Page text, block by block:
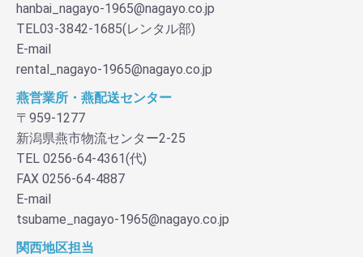
hanbai_nagayo-1965@nagayo.co.jp
TEL03-3842-1685(レンタル部)
E-mail
rental_nagayo-1965@nagayo.co.jp
燕営業所・燕配送センター
〒959-1277
新潟県燕市物流センター2-25
TEL 0256-64-4361(代)
FAX 0256-64-4887
E-mail
tsubame_nagayo-1965@nagayo.co.jp
関西地区担当